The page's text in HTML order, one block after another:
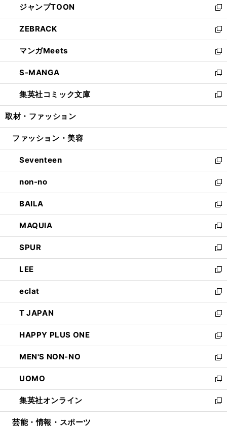
く
で
開
く
ド
ウ
で
開
く
ィ
ン
ド
ウ
で
開
く
い
ウ
ィ
ン
ド
ウ
で
開
く
ジャンプTOON
新
し
い
ウ
ィ
ン
ド
ウ
で
開
ZEBRACK
新
し
い
ウ
ィ
ン
ド
ウ
開
マンガMeets
新
し
い
ウ
ィ
ン
ウ
開
く
S-MANGA
新
し
い
ウ
ン
ウ
で
開
く
集英社コミック文庫
新
し
ウ
ン
ド
ウ
で
開
く
取材・ファッション
ファッション・美容
Seventeen
新
し
い
ウ
ィ
ン
ド
ウ
で
開
く
non-no
新
し
い
ウ
ィ
ン
ド
ウ
で
開
く
BAILA
新
し
い
ウ
ィ
ン
ド
ウ
で
開
く
MAQUIA
新
し
い
ウ
ィ
ン
ド
ウ
で
開
く
SPUR
新
し
い
ウ
ィ
ン
ド
ウ
で
開
く
LEE
新
し
い
ウ
ィ
ン
ド
ウ
で
開
く
eclat
新
し
い
ウ
ィ
ン
ド
ウ
で
開
く
T JAPAN
新
し
い
ウ
ィ
ン
ド
ウ
で
開
HAPPY PLUS ONE
新
し
い
ウ
ィ
ン
ド
ウ
MEN'S NON-NO
新
し
い
ウ
ィ
ン
UOMO
新
し
い
ウ
集英社オンライン
新
し
芸能・情報・スポーツ